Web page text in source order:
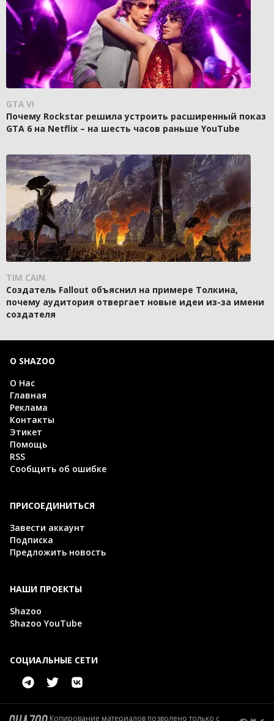
GTA VI
Почему Rockstar решила устроить расширенный показ
GTA 6 на Netflix – на шесть часов раньше YouTube
TIM CAIN
Создатель Fallout объяснил на примере Толкина,
почему аудитория отвергает новые идеи из-за имени
создателя
О SHAZOO
О Нас
Главная
Реклама
Контакты
Этикет
Помощь
RSS
Сообщить об ошибке
ПРИСОЕДИНИТЬСЯ
Завести аккаунт
Подписка
Предложить новость
НАШИ ПРОЕКТЫ
Shazoo
Shazoo YouTube
СОЦИАЛЬНЫЕ СЕТИ
Копирование материалов позволено только с